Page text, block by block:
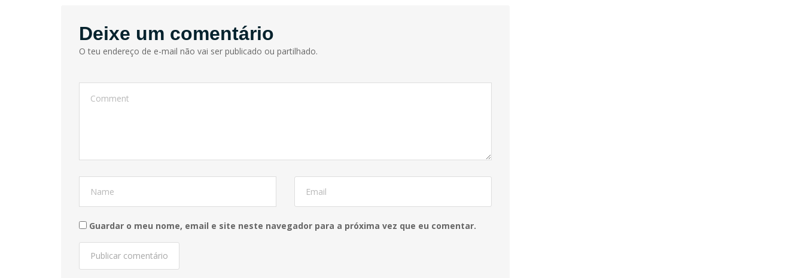
Deixe um comentário
O teu endereço de e-mail não vai ser publicado ou partilhado.
Guardar o meu nome, email e site neste navegador para a próxima vez que eu comentar.